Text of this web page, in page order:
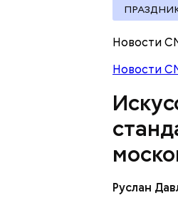
Новости
Новости
Руслан
Командир
полиции